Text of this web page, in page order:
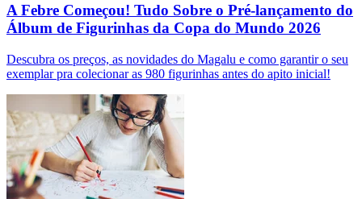
A Febre Começou! Tudo Sobre o Pré-lançamento do
Álbum de Figurinhas da Copa do Mundo 2026
Descubra os preços, as novidades do Magalu e como garantir o seu
exemplar pra colecionar as 980 figurinhas antes do apito inicial!